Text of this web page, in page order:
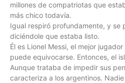
millones de compatriotas que
más chico todavía.
Igual respiró profundamente, y se
diciéndole que estaba listo.
Él es Lionel Messi, el mejor
puede equivocarse. Entonces, el
Aunque trataba de impedir sus
caracteriza a los argentinos.